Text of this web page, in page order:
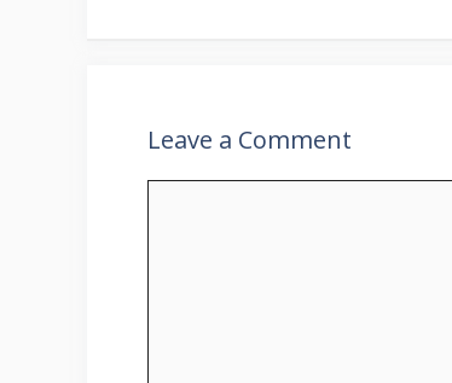
Leave a Comment